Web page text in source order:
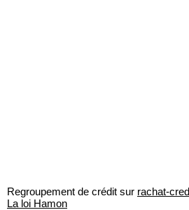
Regroupement de crédit sur rachat-
La loi Hamon